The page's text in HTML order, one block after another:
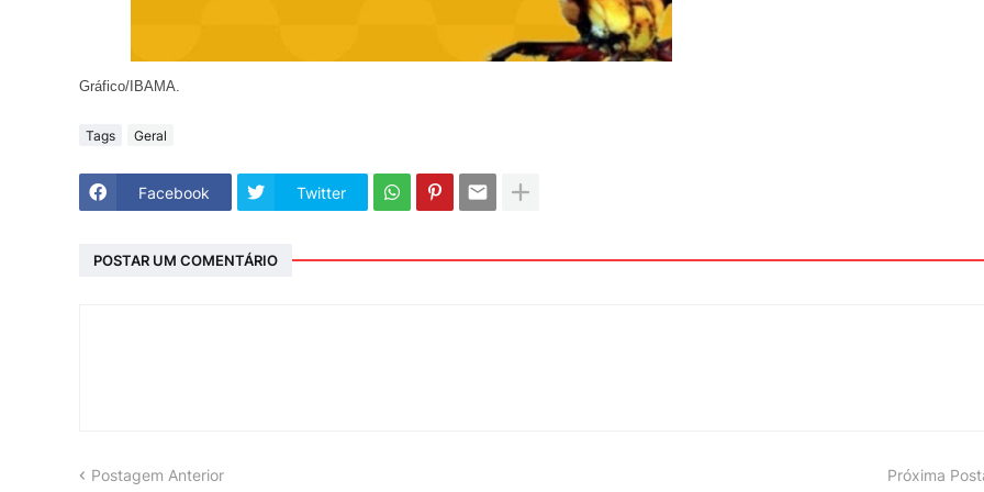
Gráfico/IBAMA.
Tags Geral
Facebook Twitter
POSTAR UM COMENTÁRIO
Postagem Anterior Próxima